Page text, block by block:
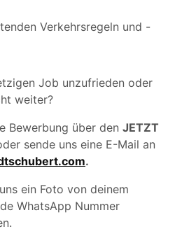
Verkehrsregeln und -
Job unzufrieden oder
weiter?
Bewerbung über den JETZT
sende uns eine E-Mail an
.
ein Foto von deinem
WhatsApp Nummer